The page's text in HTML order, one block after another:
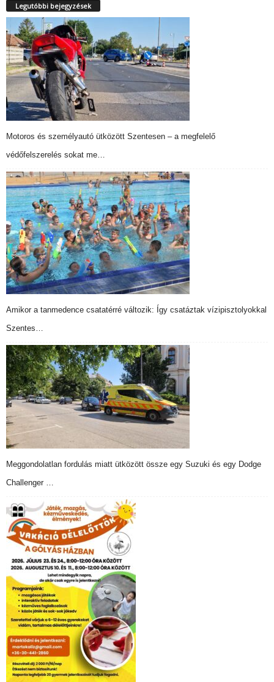
Legutóbbi bejegyzések
Motoros és személyautó ütközött Szentesen – a megfelelő
védőfelszerelés sokat me…
Amikor a tanmedence csatatérré változik: Így csatáztak vízipisztolyokkal
Szentes…
Meggondolatlan fordulás miatt ütközött össze egy Suzuki és egy Dodge
Challenger …